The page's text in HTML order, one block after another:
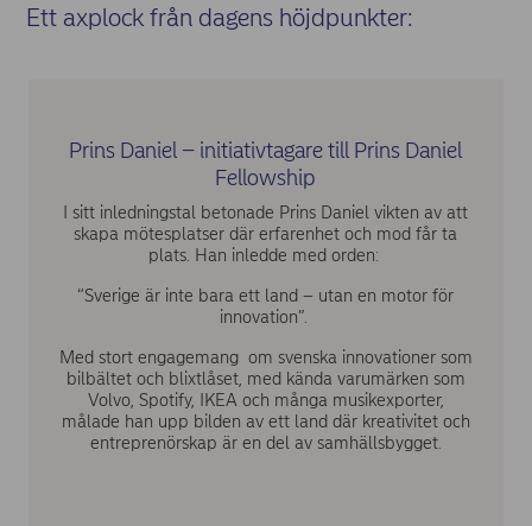
Ett axplock från dagens höjdpunkter:
Prins Daniel – initiativtagare till Prins Daniel
Fellowship
I sitt inledningstal betonade Prins Daniel vikten av att
skapa mötesplatser där erfarenhet och mod får ta
plats. Han inledde med orden:
“Sverige är inte bara ett land – utan en motor för
innovation”.
Med stort engagemang om svenska innovationer som
bilbältet och blixtlåset, med kända varumärken som
Volvo, Spotify, IKEA och många musikexporter,
målade han upp bilden av ett land där kreativitet och
entreprenörskap är en del av samhällsbygget.